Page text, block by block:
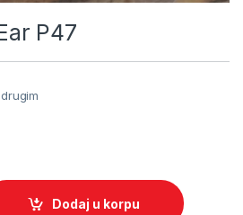
P47
Dodaj u korpu